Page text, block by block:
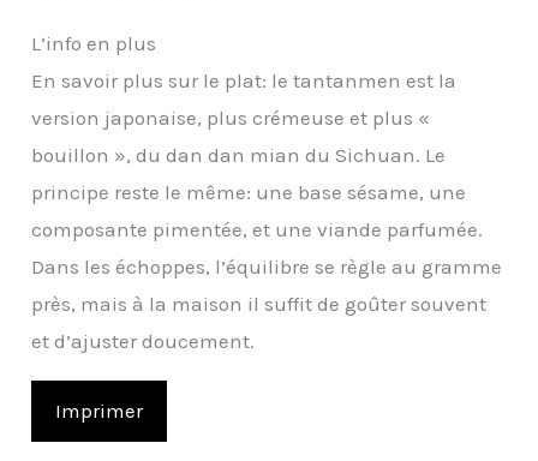
L’info en plus
En savoir plus sur le plat: le tantanmen est la
version japonaise, plus crémeuse et plus «
bouillon », du dan dan mian du Sichuan. Le
principe reste le même: une base sésame, une
composante pimentée, et une viande parfumée.
Dans les échoppes, l’équilibre se règle au gramme
près, mais à la maison il suffit de goûter souvent
et d’ajuster doucement.
Imprimer